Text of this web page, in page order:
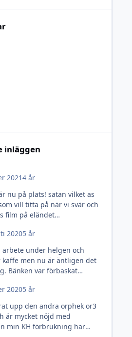
inläggen
20214 år
nu på plats! satan vilket as
film på eländet
tv/CVXkqSdL
20205 år
arbete under helgen och
kaffe men nu är äntligen det
ta loss alla paneler för att
vi skadade
20205 år
upp den andra orphek or3
är mycket nöjd med
min KH förbrukning har